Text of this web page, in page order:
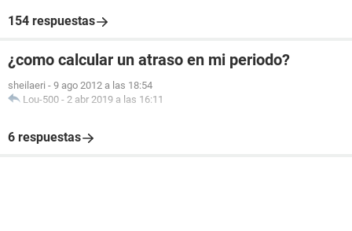
154 respuestas
¿como calcular un atraso en mi periodo?
sheilaeri - 9 ago 2012 a las 18:54
Lou-500 - 2 abr 2019 a las 16:11
6 respuestas